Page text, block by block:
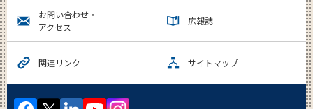
お問い合わせ・
アクセス
広報誌
関連リンク サイトマップ